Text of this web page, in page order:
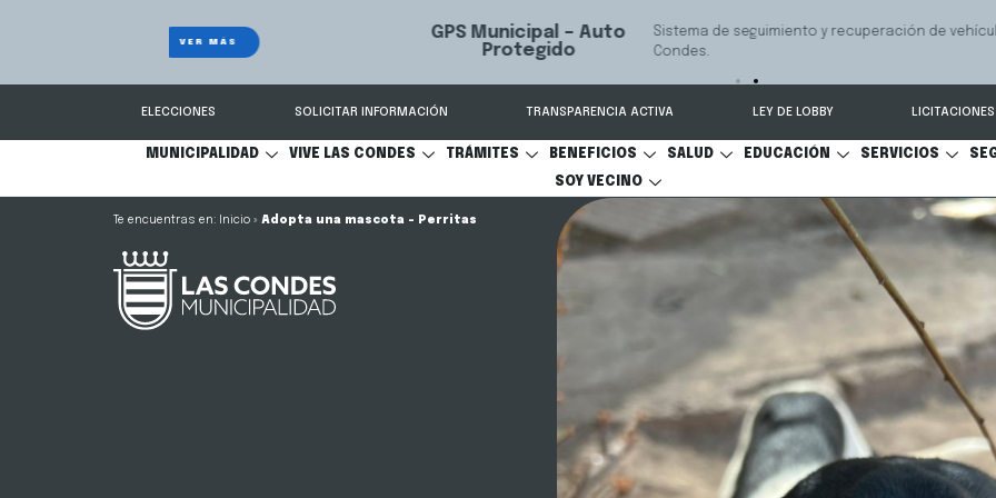
GPS Municipal – Auto
Protegido
Sistema de seguimiento y recuperación de vehículos, conectado 24/7 a Seguridad
ELECCIONES SOLICITAR INFORMACIÓN TRANSPARENCIA ACTIVA LEY DE LOBBY LICITACIONES
MUNICIPALIDAD VIVE LAS CONDES TRÁMITES BENEFICIOS SALUD EDUCACIÓN SERVICIOS
SOY VECINO
Inicio » Adopta una mascota – Perritas